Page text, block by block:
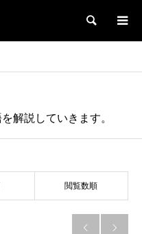
検索
解説していきます。
閲覧数順
 